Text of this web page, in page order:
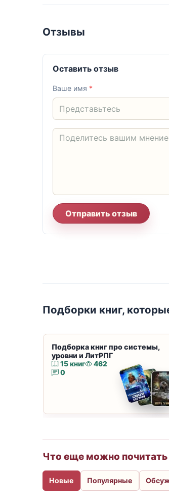
Отзывы
Оставить отзыв
Ваше имя *
Отправить отзыв
Подборки книг,
Подборка книг про системы,
уровни и ЛитРПГ
15 книг
462
0
Что еще можно почитать
Новые Популярные